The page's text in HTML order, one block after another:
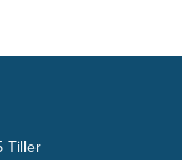
Tiller